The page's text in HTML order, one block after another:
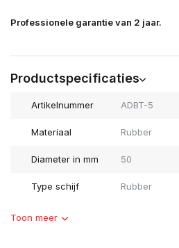
Professionele garantie van 2 jaar.
Productspecificaties
Artikelnummer ADBT-5
Materiaal Rubber
Diameter in mm 50
Type schijf Rubber
Toon meer